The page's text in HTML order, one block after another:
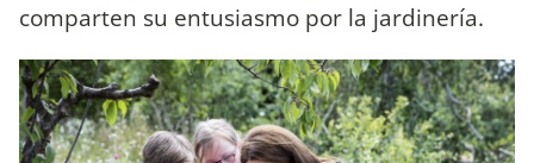
comparten su entusiasmo por la jardinería.